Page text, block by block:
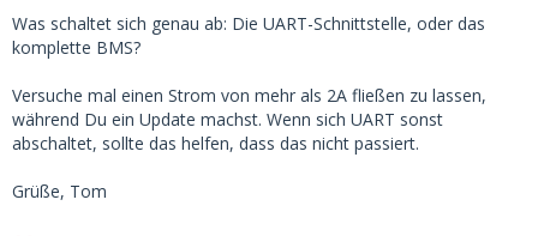
Was schaltet sich genau ab: Die UART-Schnittstelle, oder das
komplette BMS?
Versuche mal einen Strom von mehr als 2A fließen zu lassen,
während Du ein Update machst. Wenn sich UART sonst
abschaltet, sollte das helfen, dass das nicht passiert.
Grüße, Tom